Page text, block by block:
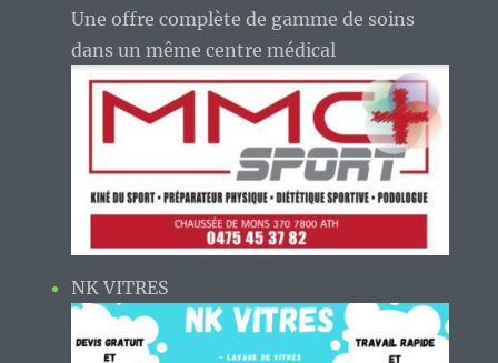
Une offre complète de gamme de soins
dans un même centre médical
NK VITRES